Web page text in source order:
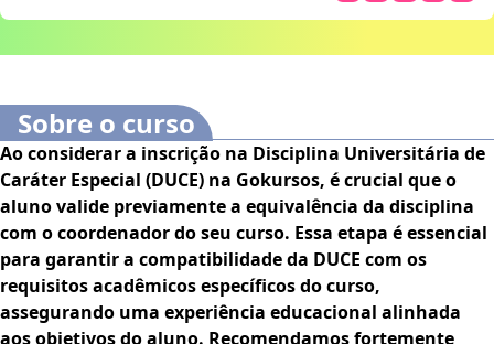
Sobre o curso
Ao considerar a inscrição na Disciplina Universitária de
Caráter Especial (DUCE) na Gokursos, é crucial que o
aluno valide previamente a equivalência da disciplina
com o coordenador do seu curso. Essa etapa é essencial
para garantir a compatibilidade da DUCE com os
requisitos acadêmicos específicos do curso,
assegurando uma experiência educacional alinhada
aos objetivos do aluno. Recomendamos fortemente